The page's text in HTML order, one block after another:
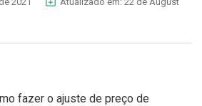
fazer o ajuste de preço de